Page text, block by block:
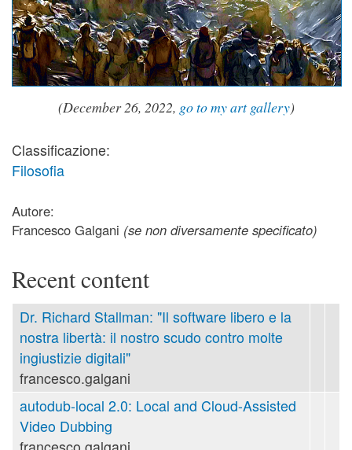
(December 26, 2022, go to my art gallery)
Classificazione:
Filosofia
Autore:
Francesco Galgani (se non diversamente specificato)
Recent content
Dr. Richard Stallman: "Il software libero e la
nostra libertà: il nostro scudo contro molte
ingiustizie digitali"
francesco.galgani
autodub-local 2.0: Local and Cloud-Assisted
Video Dubbing